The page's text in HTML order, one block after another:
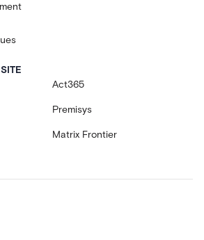
Act365
Premisys
Matrix Frontier